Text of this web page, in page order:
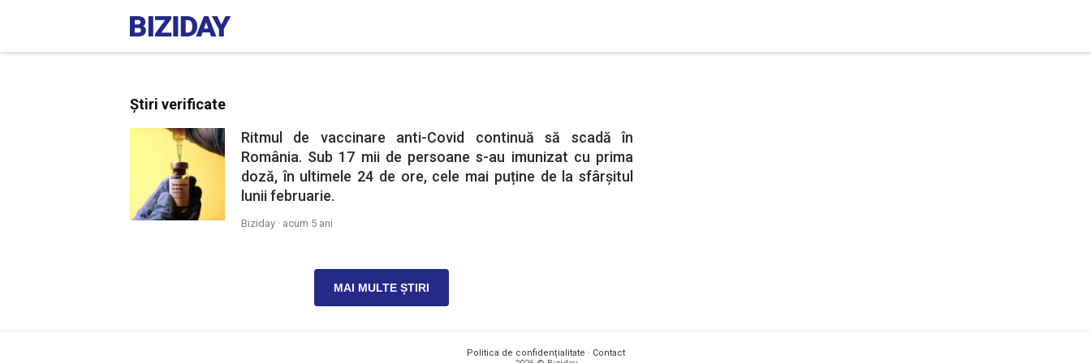
Știri verificate
Ritmul de vaccinare anti-Covid continuă să scadă în
România. Sub 17 mii de persoane s-au imunizat cu prima
doză, în ultimele 24 de ore, cele mai puține de la sfârșitul
lunii februarie.
Biziday · acum 5 ani
MAI MULTE ȘTIRI
Politica de confidențialitate · Contact